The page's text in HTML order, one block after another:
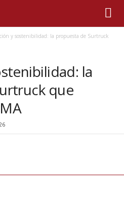
y sostenibilidad: la propuesta de Surtruck
la
que